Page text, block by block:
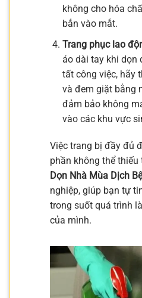
không cho hóa
bắn vào mắt.
Trang phục lao
áo dài tay khi dọn
tất công việc, hãy
và đem giặt bằng
đảm bảo không
vào các khu vực
Việc trang bị đầy đủ
phần không thể thiếu
Dọn Nhà Mùa Dịch
nghiệp, giúp bạn tự
trong suốt quá trình
của mình.